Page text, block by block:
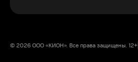
© 2026 ООО «КИОН». Все права защищены. 12+